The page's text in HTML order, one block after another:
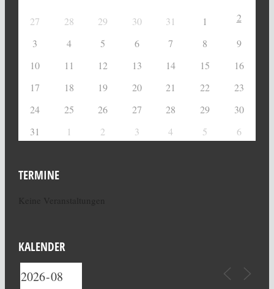
27 28 29 30 31 1
2
3
4 5 6 7 8
9
10
11 12 13 14 15
16
17
18 19 20 21 22
23
24
25 26 27 28 29
30
31
1 2 3 4 5 6
TERMINE
KALENDER